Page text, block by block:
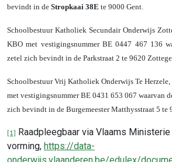
bevindt in de Stropkaai 38E te 9000 Gent.
Schoolbestuur Katholiek Secundair Onderwijs
KBO met vestigingsnummer BE 0447 467 136
zetel zich bevindt in de Parkstraat 2 te 9620
Schoolbestuur Vrij Katholiek Onderwijs Te
met vestigingsnummer BE 0431 653 067 waarvan
zich bevindt in de Burgemeester Matthysstraat 5 te
[1] Raadpleegbaar via Vlaams
vorming, https://data-